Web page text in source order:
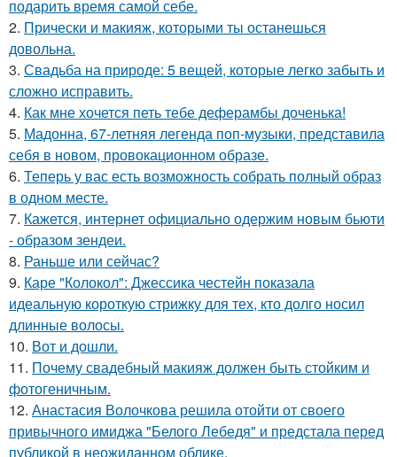
подарить время самой себе.
2. Прически и макияж, которыми ты останешься
довольна.
3. Свадьба на природе: 5 вещей, которые легко забыть и
сложно исправить.
4. Как мне хочется петь тебе деферамбы доченька!
5. Мадонна, 67-летняя легенда поп-музыки, представила
себя в новом, провокационном образе.
6. Теперь у вас есть возможность собрать полный образ
в одном месте.
7. Кажется, интернет официально одержим новым бьюти
- образом зендеи.
8. Раньше или сейчас?
9. Каре "Колокол": Джессика честейн показала
идеальную короткую стрижку для тех, кто долго носил
длинные волосы.
10. Вот и дошли.
11. Почему свадебный макияж должен быть стойким и
фотогеничным.
12. Анастасия Волочкова решила отойти от своего
привычного имиджа "Белого Лебедя" и предстала перед
публикой в неожиданном облике.